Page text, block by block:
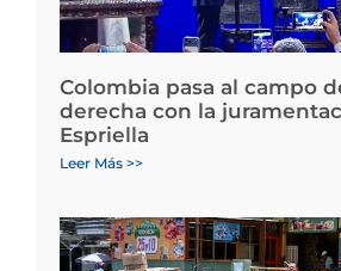
Colombia pasa al campo
derecha con la
Espriella
Leer Más >>